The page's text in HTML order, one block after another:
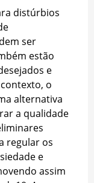
distúrbios
ser
estão
e
o
alternativa
a qualidade
regular os
e
assim